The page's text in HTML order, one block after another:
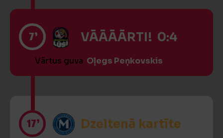
7’ VĀĀĀĀRTI! 0:4
Vārtus guva Oļegs Peņkovskis
17’ Dzeltenā kartīte